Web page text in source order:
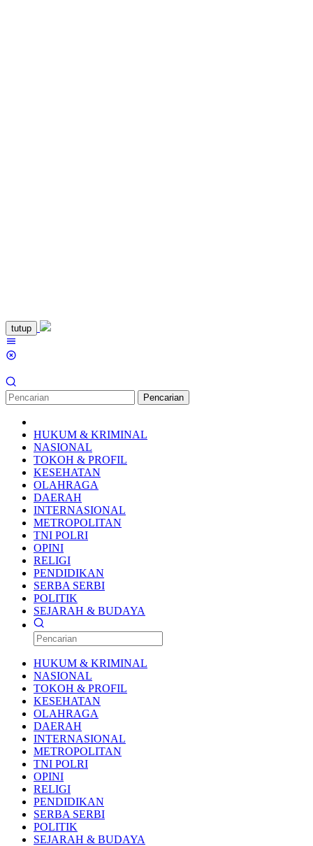
Loncat
ke
konten
tutup
Pencarian
HUKUM & KRIMINAL
NASIONAL
TOKOH & PROFIL
KESEHATAN
OLAHRAGA
DAERAH
INTERNASIONAL
METROPOLITAN
TNI POLRI
OPINI
RELIGI
PENDIDIKAN
SERBA SERBI
POLITIK
SEJARAH & BUDAYA
HUKUM & KRIMINAL
NASIONAL
TOKOH & PROFIL
KESEHATAN
OLAHRAGA
DAERAH
INTERNASIONAL
METROPOLITAN
TNI POLRI
OPINI
RELIGI
PENDIDIKAN
SERBA SERBI
POLITIK
SEJARAH & BUDAYA